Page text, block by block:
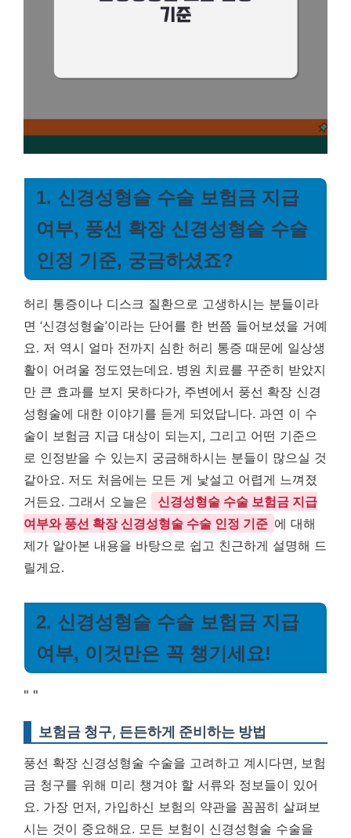
1. 신경성형술 수술 보험금 지급
여부, 풍선 확장 신경성형술 수술
인정 기준, 궁금하셨죠?
허리 통증이나 디스크 질환으로 고생하시는 분들이라
면 ‘신경성형술’이라는 단어를 한 번쯤 들어보셨을 거예
요. 저 역시 얼마 전까지 심한 허리 통증 때문에 일상생
활이 어려울 정도였는데요. 병원 치료를 꾸준히 받았지
만 큰 효과를 보지 못하다가, 주변에서 풍선 확장 신경
성형술에 대한 이야기를 듣게 되었답니다. 과연 이 수
술이 보험금 지급 대상이 되는지, 그리고 어떤 기준으
로 인정받을 수 있는지 궁금해하시는 분들이 많으실 것
같아요. 저도 처음에는 모든 게 낯설고 어렵게 느껴졌
거든요. 그래서 오늘은
신경성형술 수술 보험금 지급
여부와 풍선 확장 신경성형술 수술 인정 기준 에 대해
제가 알아본 내용을 바탕으로 쉽고 친근하게 설명해 드
릴게요.
2. 신경성형술 수술 보험금 지급
여부, 이것만은 꼭 챙기세요!
" "
보험금 청구, 든든하게 준비하는 방법
풍선 확장 신경성형술 수술을 고려하고 계시다면, 보험
금 청구를 위해 미리 챙겨야 할 서류와 정보들이 있어
요. 가장 먼저, 가입하신 보험의 약관을 꼼꼼히 살펴보
시는 것이 중요해요. 모든 보험이 신경성형술 수술을